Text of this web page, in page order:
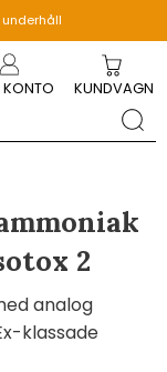
underhåll
KONTO KUNDVAGN
2
analog
klassade